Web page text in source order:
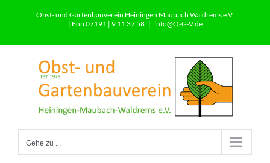
Obst- und Gartenbauverein Heiningen Maubach Waldrems e.V.
| Fon 07191 | 9 11 37 58 | info@O-G-V.de
Gehe zu ...